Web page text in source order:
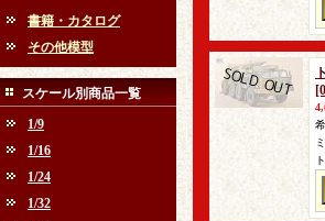
書籍・カタログ
その他模型
スケール別商品一覧
1/9
1/16
1/24
1/32